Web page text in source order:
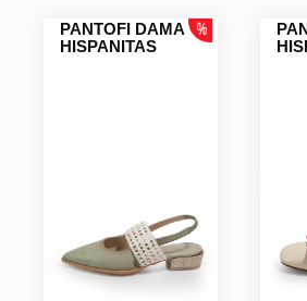
PANTOFI DAMA
HISPANITAS